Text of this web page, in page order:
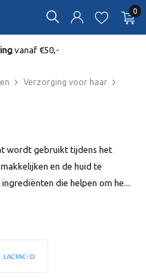
0
vanaf €50,-
Verzorging voor haar
wordt gebruikt tijdens het
en de huid te
die helpen om he...